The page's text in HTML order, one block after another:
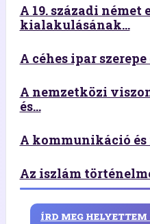
A 19. századi német
kialakulásának...
A céhes ipar szerepe
A nemzetközi
és...
A kommunikáció és
Az iszlám
ÍRD MEG HELYETTEM